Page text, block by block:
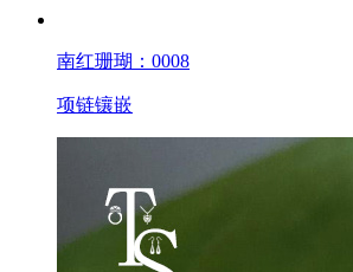
南红珊瑚：0008
项链镶嵌